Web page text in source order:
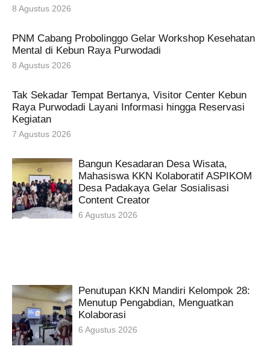
8 Agustus 2026
PNM Cabang Probolinggo Gelar Workshop Kesehatan
Mental di Kebun Raya Purwodadi
8 Agustus 2026
Tak Sekadar Tempat Bertanya, Visitor Center Kebun
Raya Purwodadi Layani Informasi hingga Reservasi
Kegiatan
7 Agustus 2026
Bangun Kesadaran Desa Wisata,
Mahasiswa KKN Kolaboratif ASPIKOM
Desa Padakaya Gelar Sosialisasi
Content Creator
6 Agustus 2026
Penutupan KKN Mandiri Kelompok 28:
Menutup Pengabdian, Menguatkan
Kolaborasi
6 Agustus 2026